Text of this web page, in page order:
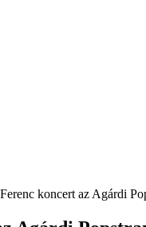
koncert az Agárdi